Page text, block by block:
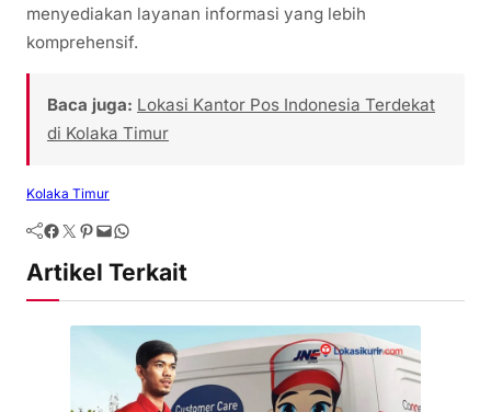
menyediakan layanan informasi yang lebih
komprehensif.
Baca juga: Lokasi Kantor Pos Indonesia Terdekat
di Kolaka Timur
Kolaka Timur
Artikel Terkait